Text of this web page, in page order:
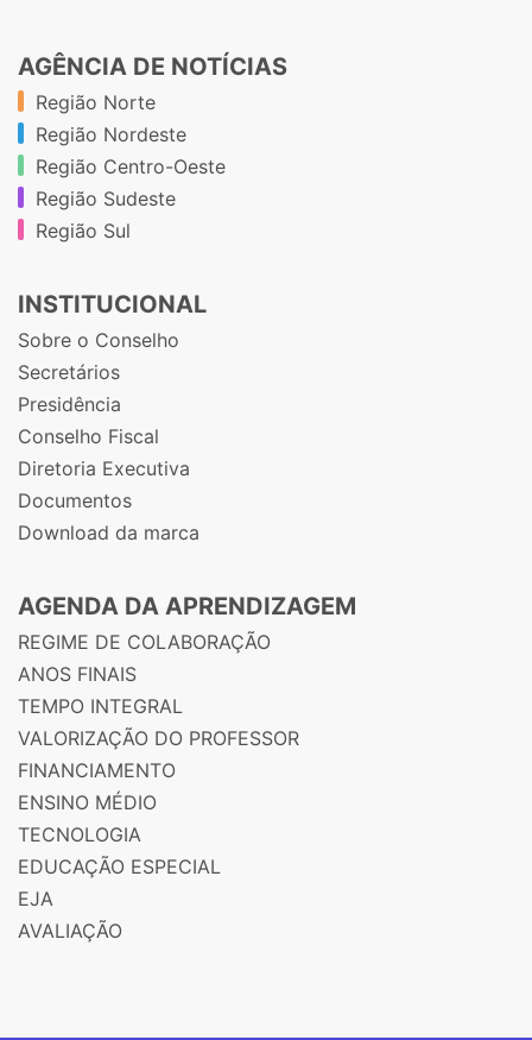
AGÊNCIA DE NOTÍCIAS
Região Norte
Região Nordeste
Região Centro-Oeste
Região Sudeste
Região Sul
INSTITUCIONAL
Sobre o Conselho
Secretários
Presidência
Conselho Fiscal
Diretoria Executiva
Documentos
Download da marca
AGENDA DA APRENDIZAGEM
REGIME DE COLABORAÇÃO
ANOS FINAIS
TEMPO INTEGRAL
VALORIZAÇÃO DO PROFESSOR
FINANCIAMENTO
ENSINO MÉDIO
TECNOLOGIA
EDUCAÇÃO ESPECIAL
EJA
AVALIAÇÃO